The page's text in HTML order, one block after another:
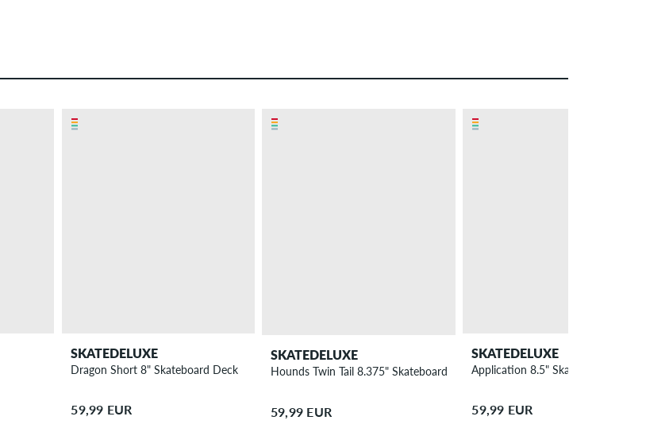
SKATEDELUXE
Dragon Short 8" Skateboard Deck
59,99 EUR
SKATEDELUXE
Hounds Twin Tail 8.375" Skateboard Deck
59,99 EUR
SKATEDELUXE
Application 8.5" Skateboard Deck
59,99 EUR